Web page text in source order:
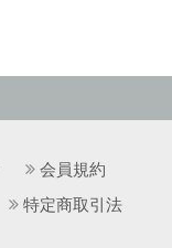
会員規約
特定商取引法